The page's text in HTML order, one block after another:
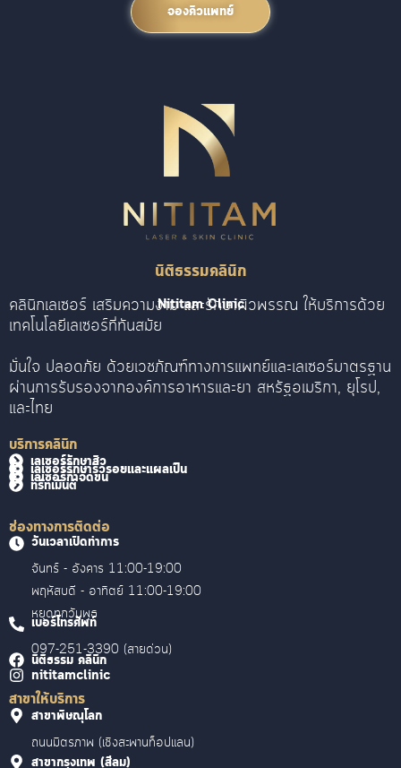
จองคิวแพทย์
นิติธรรมคลินิก
Nititam Clinic
คลินิกเลเซอร์ เสริมความงาม และรักษาผิวพรรณ ให้บริการด้วย
เทคโนโลยีเลเซอร์ที่ทันสมัย
มั่นใจ ปลอดภัย ด้วยเวชภัณฑ์ทางการแพทย์และเลเซอร์มาตรฐาน
ผ่านการรับรองจากองค์การอาหารและยา สหรัฐอเมริกา, ยุโรป,
และไทย
บริการคลินิก
เลเซอร์รักษาสิว
เลเซอร์รักษาริ้วรอยและแผลเป็น
เลเซอร์กำจัดขน
ทรีทเม้นต์
ช่องทางการติดต่อ
วันเวลาเปิดทำการ
จันทร์ - อังคาร 11:00-19:00
พฤหัสบดี - อาทิตย์ 11:00-19:00
หยุดทุกวันพุธ
เบอร์โทรศัพท์
097-251-3390 (สายด่วน)
นิติธรรม คลินิก
nititamclinic
สาขาให้บริการ
สาขาพิษณุโลก
ถนนมิตรภาพ (เชิงสะพานท็อปแลน)
สาขากรุงเทพ (สีลม)